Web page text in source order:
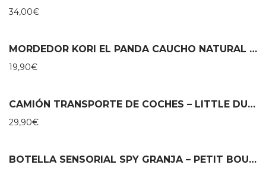
34,00€
MORDEDOR KORI EL PANDA CAUCHO NATURAL – LANCO
19,90€
CAMIÓN TRANSPORTE DE COCHES – LITTLE DUTCH
29,90€
BOTELLA SENSORIAL SPY GRANJA – PETIT BOUM